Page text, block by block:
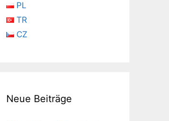
PL
TR
CZ
Neue Beiträge